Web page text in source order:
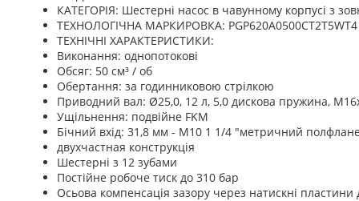
КАТЕГОРІЯ: Шестерні насос в чавунному корпусі з
ТЕХНОЛОГІЧНА МАРКИРОВКА:
ТЕХНІЧНІ ХАРАКТЕРИСТИКИ:
Виконання: однопотокові
Обсяг: 50 см³ / об
Обертання: за годинниковою стрілкою
Приводний вал: Ø25,0, 12 л, 5,0 дискова пружина,
Ущільнення: подвійне FKM
Бічний вхід: 31,8 мм - M10 1 1/4 "метричний
двухчастная конструкція
Шестерні з 12 зубами
Постійне робоче тиск до 310 бар
Осьова компенсація зазору через натискні пластини